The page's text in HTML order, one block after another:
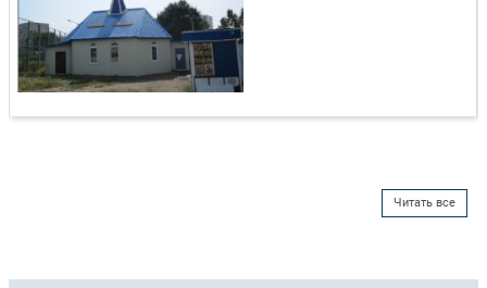
Читать все